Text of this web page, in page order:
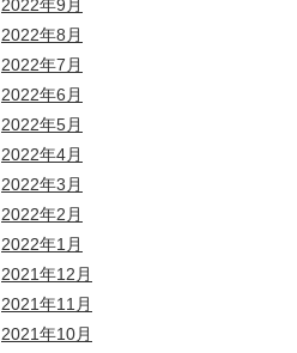
2022年9月
2022年8月
2022年7月
2022年6月
2022年5月
2022年4月
2022年3月
2022年2月
2022年1月
2021年12月
2021年11月
2021年10月